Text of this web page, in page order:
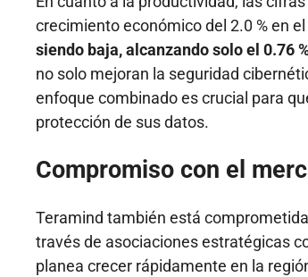
crecimiento económico del 2.0 % en
siendo baja, alcanzando solo el 0.76
no solo mejoran la seguridad
enfoque combinado es crucial para
protección de sus datos.
Compromiso con el
Teramind también está
través de asociaciones estratégicas
planea crecer rápidamente en la